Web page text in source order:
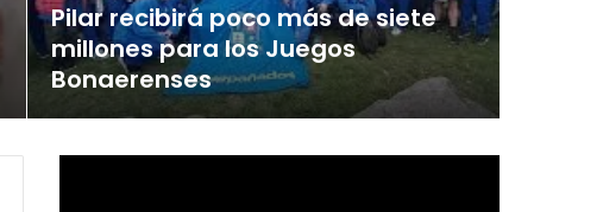
Pilar recibirá poco más de siete
millones para los Juegos
Bonaerenses